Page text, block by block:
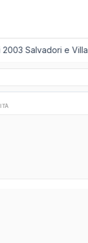
Salvadori e Villa•